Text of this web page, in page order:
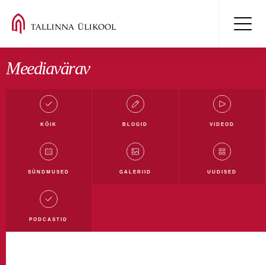
Meediavärav
KÕIK BLOGID
Kõik blogid Mäluüksused blogi Digiblogi
Humanitaarblogi
VIDEOD
SÜNDMUSED GALERIID UUDISED
PODCASTID